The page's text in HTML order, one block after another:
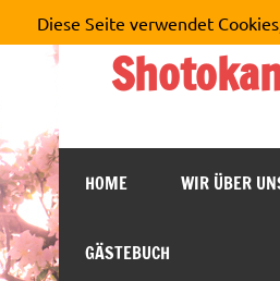
Inhalt
springen
HOME WIR ÜBER
GÄSTEBUCH
Diese Seite verwendet